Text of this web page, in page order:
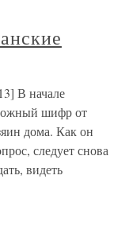
В начале
шифр от
дома. Как он
следует снова
видеть